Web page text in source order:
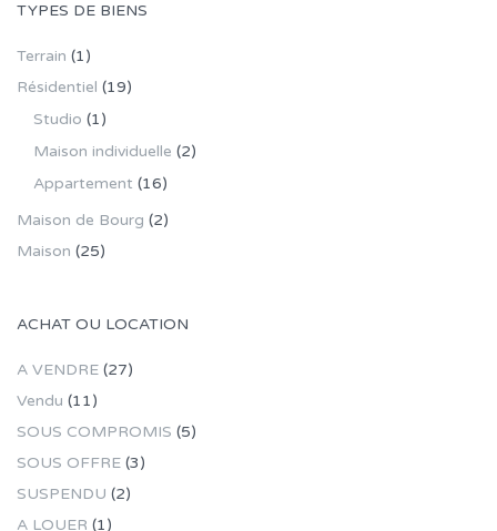
TYPES DE BIENS
Terrain (1)
Résidentiel (19)
Studio (1)
Maison individuelle (2)
Appartement (16)
Maison de Bourg (2)
Maison (25)
ACHAT OU LOCATION
A VENDRE (27)
Vendu (11)
SOUS COMPROMIS (5)
SOUS OFFRE (3)
SUSPENDU (2)
A LOUER (1)